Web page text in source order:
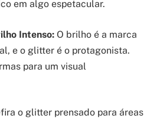
em algo espetacular.
Intenso: O brilho é a marca
e o glitter é o protagonista.
para um visual
o glitter prensado para áreas